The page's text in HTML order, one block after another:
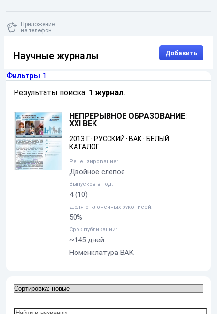
Приложение
на телефон
Научные журналы Добавить
Фильтры 1
Результаты поиска: 1 журнал.
НЕПРЕРЫВНОЕ ОБРАЗОВАНИЕ:
XXI ВЕК
2013 Г.· РУССКИЙ · ВАК· БЕЛЫЙ
КАТАЛОГ
Рецензирование:
Двойное слепое
Выпусков в год:
4(10)
Доля отклоненных рукописей:
50%
Срок публикации:
~145 дней
Номенклатура BAK